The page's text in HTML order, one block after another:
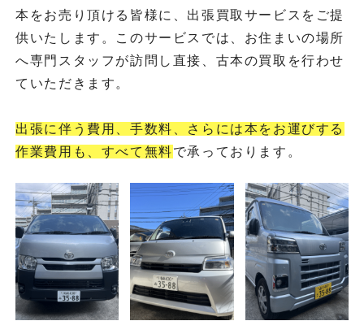
本をお売り頂ける皆様に、出張買取サービスをご提
供いたします。このサービスでは、お住まいの場所
へ専門スタッフが訪問し直接、古本の買取を行わせ
ていただきます。
出張に伴う費用、手数料、さらには本をお運びする
作業費用も、すべて無料で承っております。